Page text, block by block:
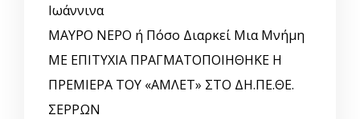
Ιωάννινα
ΜΑΥΡΟ ΝΕΡΟ ή Πόσο Διαρκεί Μια Μνήμη
ΜΕ ΕΠΙΤΥΧΙΑ ΠΡΑΓΜΑΤΟΠΟΙΗΘΗΚΕ Η
ΠΡΕΜΙΕΡΑ ΤΟΥ «ΑΜΛΕΤ» ΣΤΟ ΔΗ.ΠΕ.ΘΕ.
ΣΕΡΡΩΝ